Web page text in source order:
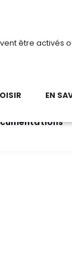
août 2026,
être activés
EN